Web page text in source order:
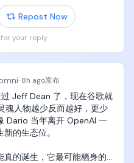
Repost Now
your reply
· 8h ago发布
Jeff Dean 了，现在谷歌就
魂人物越少反而越好，更少
Dario 当年离开 OpenAI 一
的生态位。
真的诞生，它最可能栖身的